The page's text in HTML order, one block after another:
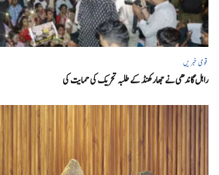
قومی خبریں
راہل گاندھی نے جھارکھنڈ کے طلبہ تحریک کی حمایت کی